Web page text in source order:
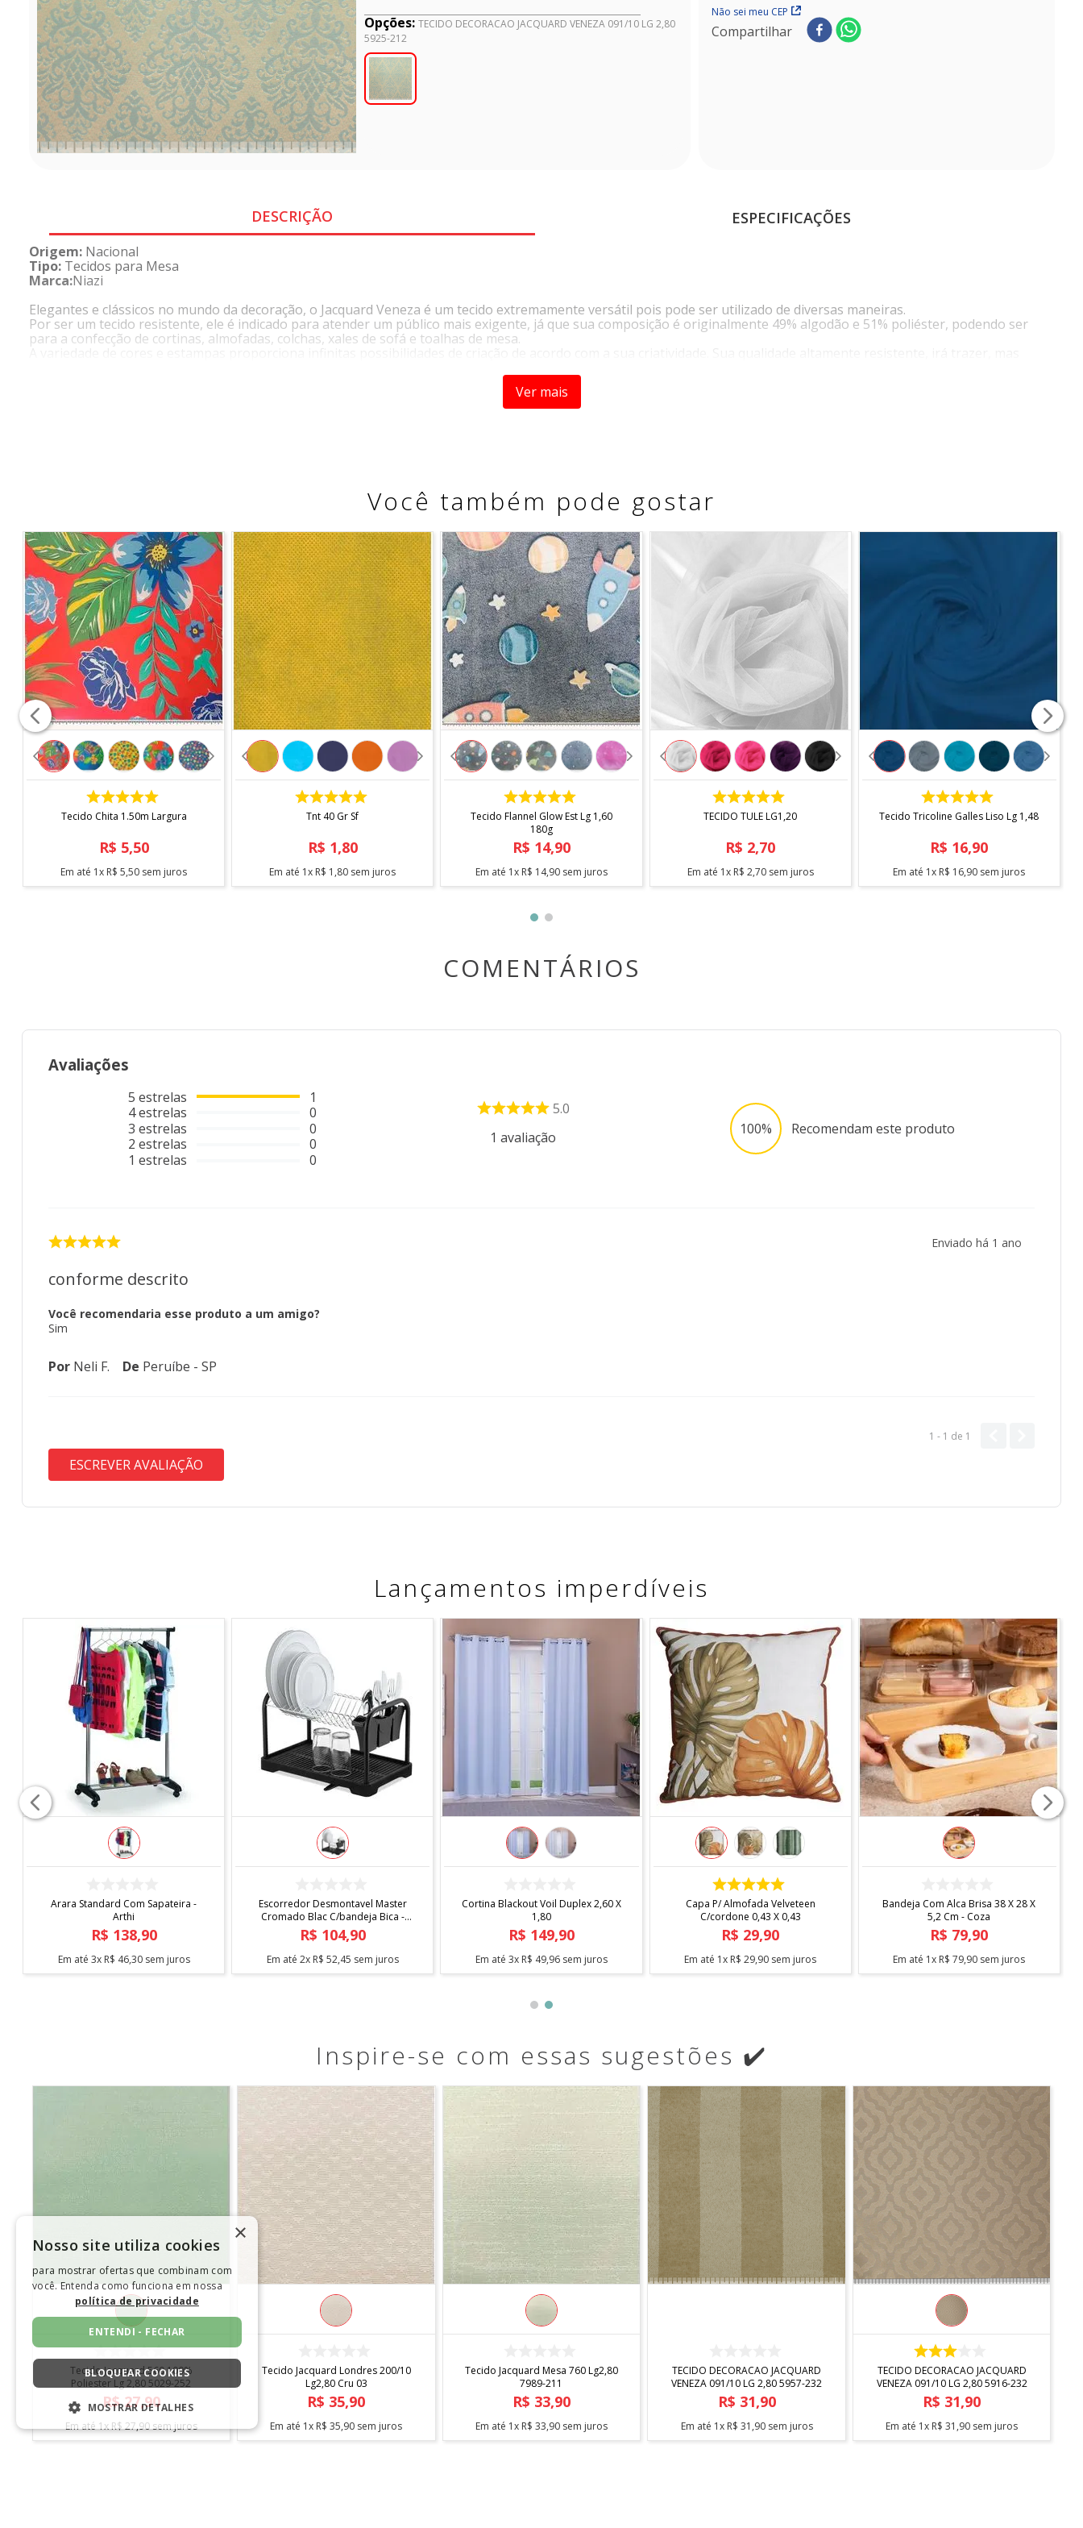
Opções: TECIDO DECORACAO JACQUARD VENEZA 091/10 LG 2,80
5925-212
Não sei meu CEP
Compartilhar
DESCRIÇÃO ESPECIFICAÇÕES
Origem: Nacional
Tipo: Tecidos para Mesa
Marca:Niazi
Elegantes e clássicos no mundo da decoração, o Jacquard Veneza é um tecido extremamente versátil pois pode ser utilizado de diversas maneiras.
Por ser um tecido resistente, ele é indicado para atender um público mais exigente, já que sua composição é originalmente 49% algodão e 51% poliéster, podendo ser
para a confecção de cortinas, almofadas, colchas, xales de sofá e toalhas de mesa.
- 49% Algodão
- 51% Poliéster
LARGURA
- 2,80m
MODO DE LAVAGEM
- Lavar mão
- Não usar alvejante
- Não secar em tambor
- Passar Max. 200°
- Não lavar a seco
* Imagens meramente ilustrativas.
Ver mais
Você também pode gostar
COMPRAR
Tecido Chita 1.50m Largura
R$ 5,50
Em até 1x R$ 5,50 sem juros
COMPRAR
Tnt 40 Gr Sf
R$ 1,80
Em até 1x R$ 1,80 sem juros
COMPRAR
Tecido Flannel Glow Est Lg 1,60
180g
R$ 14,90
Em até 1x R$ 14,90 sem juros
COMPRAR
TECIDO TULE LG1,20
R$ 2,70
Em até 1x R$ 2,70sem juros
COMPRAR
Tecido Tricoline Galles Liso Lg 1,48
R$ 16,90
Em até 1x R$ 16,90 sem juros
COMENTÁRIOS
Avaliações
5 estrelas
4estrelas
3 estrelas
2 estrelas
1 estrelas
1
0
0
0
0
5.0
1 avaliação 100% Recomendam este produto
Enviado há 1 ano
conforme descrito
Você recomendaria esse produto a um amigo?
Sim
Por Neli F. De Peruíbe - SP
1 - 1 de 1
ESCREVER AVALIAÇÃO
Lançamentos imperdíveis
Capa de Cadeira Malha
Estampada
R$ 19,90
Em até 1x R$ 19,90sem juros
Tapete Elysia 1,00 X 1,40
R$ 219,90
Em até 5x R$ 43,98 sem juros
Fita Antiderrapante Para Tapetes
1,20m
R$ 12,90
Em até 1x R$ 12,90sem juros
COMPRAR
Arara Standard Com Sapateira -
Arthi
R$ 138,90
Em até 3x R$ 46,30 sem juros
Escorredor Desmontavel Master
Cromado Blac C/bandeja Bica -
Arthi
R$ 104,90
Em até 2x R$ 52,45 sem juros
Inspire-se com essas sugestões ✔️
COMPRAR
Tecido Jacquard 560 100%
Poliester Lg 2,80 5029-252
R$ 27,90
Em até1xR$27,90sem juros
Tecido Jacquard Londres 200/10
Lg2,80 Cru 03
R$ 35,90
Em até 1x R$ 35,90 sem juros
Tecido Jacquard Mesa 760 Lg2,80
7989-211
R$ 33,90
Em até 1x R$ 33,90 sem juros
TECIDO DECORACAO JACQUARD
VENEZA 091/10 LG 2,80 5957-232
R$ 31,90
Em até 1x R$ 31 ,90sem juros
COMPRAR
TECIDO DECORACAO JACQUARD
VENEZA 091/10 LG 2,80 5916-232
R$ 31,90
Em até 1x R$ 31 ,90 sem juros
×
Nosso site utiliza cookies
para mostrar ofertas que combinam com
você. Entenda como funciona em nossa
política de privacidade
ENTENDI - FECHAR
BLOQUEAR COOKIES
MOSTRAR DETALHES
ESTRITAMENTE NECESSÁRIOS